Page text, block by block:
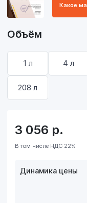
Какое
Объём
1 л 4 л
208 л
3 056 р.
В том числе НДС 22%
Динамика цены